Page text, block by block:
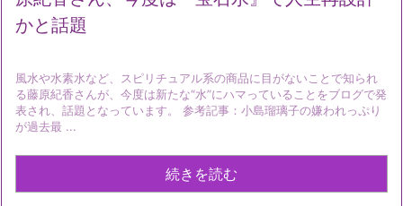
かと話題
風水や水素水など、スピリチュアル系の商品に目がないことで知られ
る藤原紀香さんが、今度は新たな“水”にハマっていることをブログで発
表され、話題となっています。 参考記事：小島瑠璃子の嫌われっぷり
が過去最 ...
続きを読む